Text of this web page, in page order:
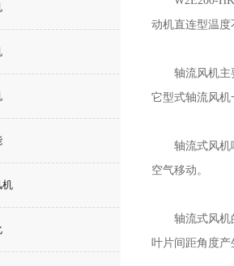
机
动机直连型温
轴流风机主要
它型式轴流风机
轴流式风机叶
空气移动。
轴流式风机的
叶片间距角度产